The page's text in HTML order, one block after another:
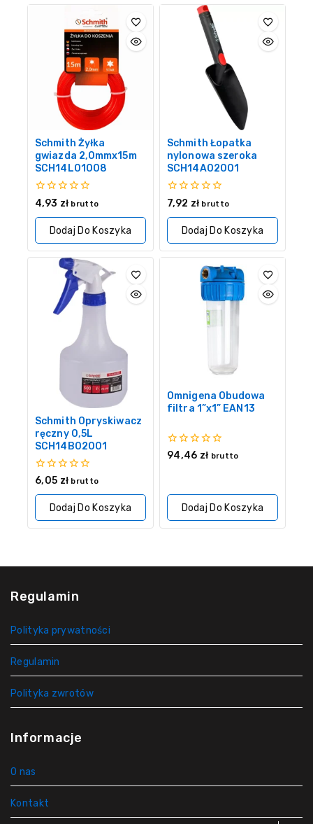
Schmith Żyłka
gwiazda 2,0mmx15m
SCH14L01008
0
5
4,93 zł brutto
Dodaj Do Koszyka
Schmith Łopatka
nylonowa szeroka
SCH14A02001
0
5
7,92 zł brutto
Dodaj Do Koszyka
Schmith Opryskiwacz
ręczny 0,5L
SCH14B02001
0
5
6,05 zł brutto
Dodaj Do Koszyka
Omnigena Obudowa
filtra 1”x1” EAN13
0
94,46 zł brutto
Dodaj Do Koszyka
Regulamin
Polityka prywatności
Regulamin
Polityka zwrotów
Informacje
O nas
Kontakt